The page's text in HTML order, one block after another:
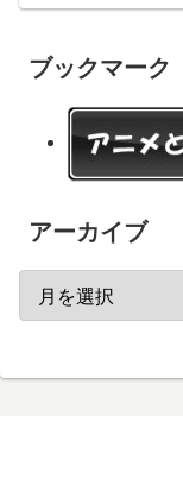
ブックマーク
アーカイブ